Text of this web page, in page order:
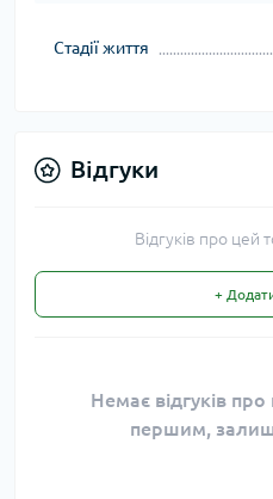
Стадії життя
Відгуки
Відгуків про цей
+
Немає відгуків
першим,